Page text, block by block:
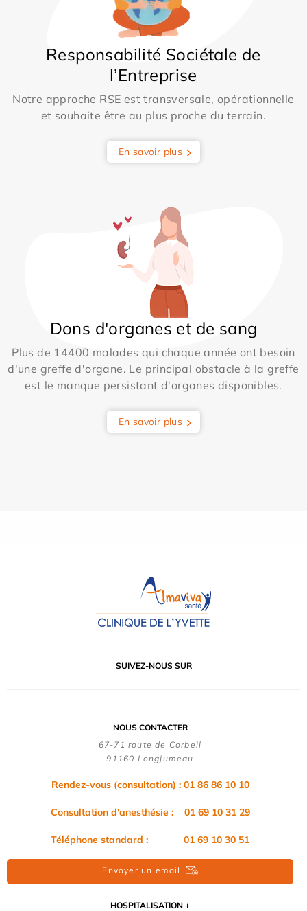
Responsabilité Sociétale de
l’Entreprise
Notre approche RSE est transversale, opérationnelle
et souhaite être au plus proche du terrain.
En savoir plus
Dons d'organes et de sang
Plus de 14400 malades qui chaque année ont besoin
d'une greffe d'organe. Le principal obstacle à la greffe
est le manque persistant d'organes disponibles.
En savoir plus
SUIVEZ-NOUS SUR
NOUS CONTACTER
67-71 route de Corbeil
91160 Longjumeau
Rendez-vous (consultation) : 01 86 86 10 10
Consultation d'anesthésie : 01 69 10 31 29
Téléphone standard : 01 69 10 30 51
Envoyer un email
HOSPITALISATION